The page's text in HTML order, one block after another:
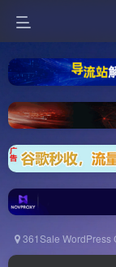
361Sale WordPress